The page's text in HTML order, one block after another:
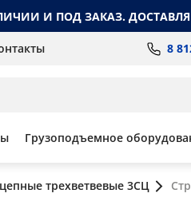
И ПОД ЗАКАЗ.
8
Грузоподъемное
трехветвевые 3СЦ